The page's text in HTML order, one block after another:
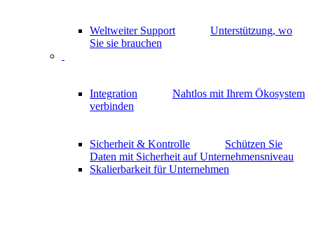
Weltweiter Support
Unterstützung, wo
Sie sie brauchen
Integration
Nahtlos mit Ihrem Ökosystem
verbinden
Sicherheit & Kontrolle
Schützen Sie
Daten mit Sicherheit auf Unternehmensniveau
Skalierbarkeit für Unternehmen